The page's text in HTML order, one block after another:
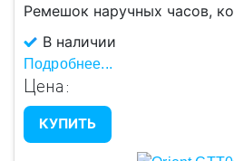
Ремешок наручных часов,
В наличии
Подробнее...
Цена:
КУПИТЬ